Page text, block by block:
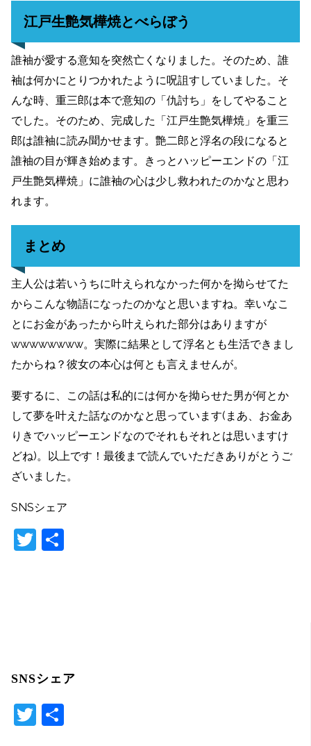
江戸生艶気樺焼とべらぼう
誰袖が愛する意知を突然亡くなりました。そのため、誰
袖は何かにとりつかれたように呪詛すしていました。そ
んな時、重三郎は本で意知の「仇討ち」をしてやること
でした。そのため、完成した「江戸生艶気樺焼」を重三
郎は誰袖に読み聞かせます。艶二郎と浮名の段になると
誰袖の目が輝き始めます。きっとハッピーエンドの「江
戸生艶気樺焼」に誰袖の心は少し救われたのかなと思わ
れます。
まとめ
主人公は若いうちに叶えられなかった何かを拗らせてた
からこんな物語になったのかなと思いますね。幸いなこ
とにお金があったから叶えられた部分はありますが
wwwwwwww。実際に結果として浮名とも生活できまし
たからね？彼女の本心は何とも言えませんが。
要するに、この話は私的には何かを拗らせた男が何とか
して夢を叶えた話なのかなと思っています(まあ、お金あ
りきでハッピーエンドなのでそれもそれとは思いますけ
どね)。以上です！最後まで読んでいただきありがとうご
ざいました。
SNSシェア
T
SNSシェア
T